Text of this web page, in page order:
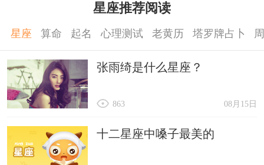
星座推荐阅读
星座 算命 起名 心理测试 老黄历 塔罗牌占卜
张雨绮是什么星座？
08月15日
863
十二星座中嗓子最美的